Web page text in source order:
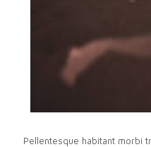
Pellentesque habitant morbi